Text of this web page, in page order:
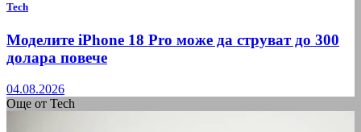
Tech
Моделите iPhone 18 Pro може да струват до 300
долара повече
04.08.2026
Още от Tech